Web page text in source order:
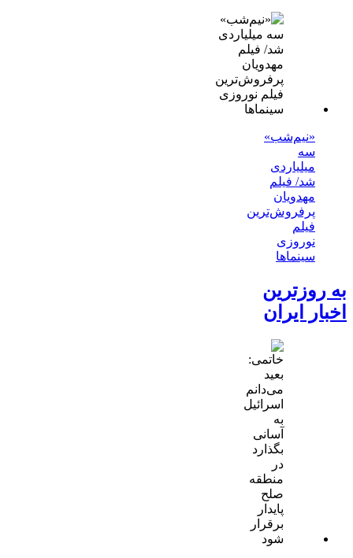
«نیم‌شب»
سه
میلیاردی
شد/ فیلم
مهدویان
پرفروش‌ترین
فیلم
نوروزی
سینماها
به روزترین
اخبار ایران